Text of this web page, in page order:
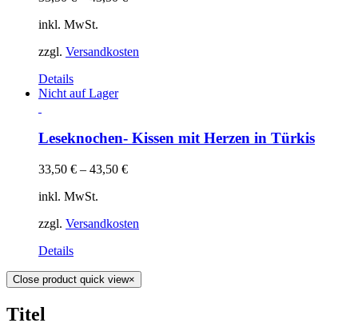
inkl. MwSt.
zzgl. Versandkosten
Details
Nicht auf Lager
Leseknochen- Kissen mit Herzen in Türkis
33,50 € – 43,50 €
inkl. MwSt.
zzgl. Versandkosten
Details
Close product quick view×
Titel